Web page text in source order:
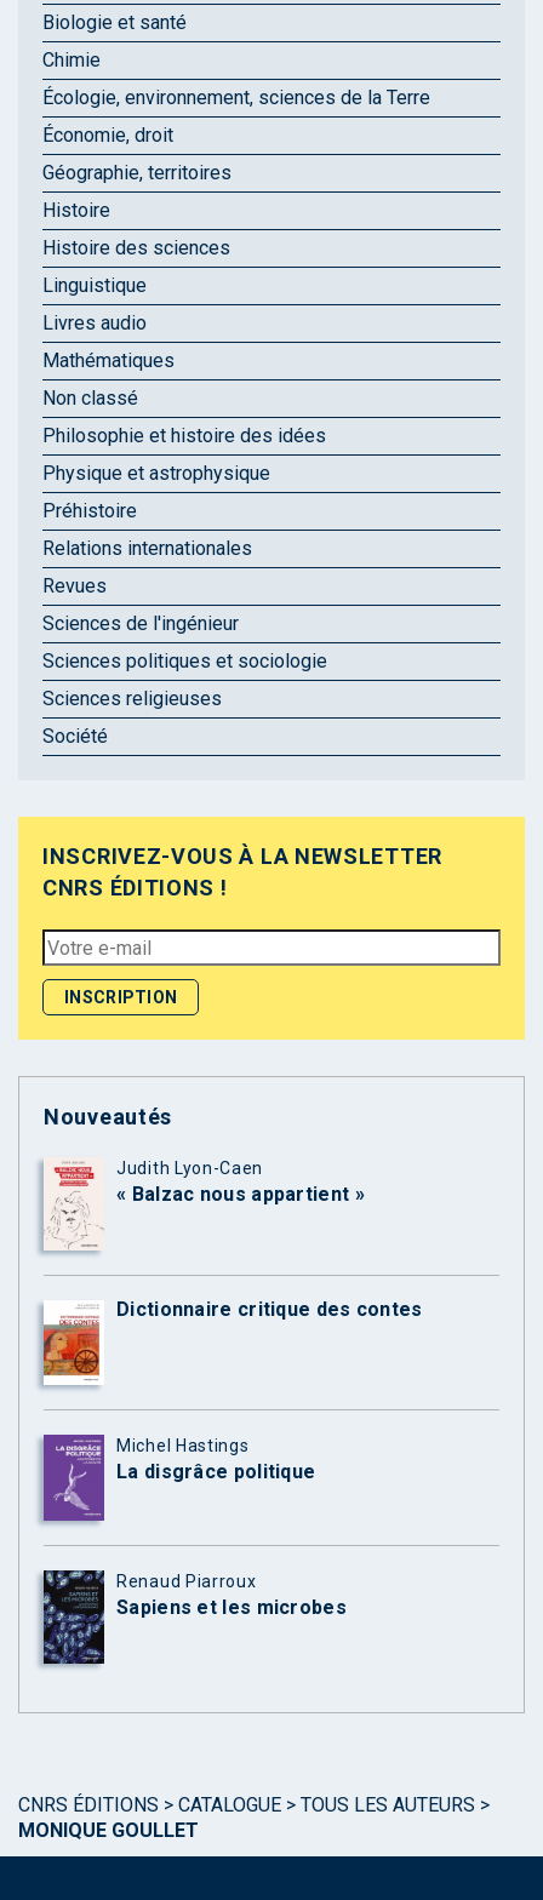
Biologie et santé
Chimie
Écologie, environnement, sciences de la Terre
Économie, droit
Géographie, territoires
Histoire
Histoire des sciences
Linguistique
Livres audio
Mathématiques
Non classé
Philosophie et histoire des idées
Physique et astrophysique
Préhistoire
Relations internationales
Revues
Sciences de l'ingénieur
Sciences politiques et sociologie
Sciences religieuses
Société
INSCRIVEZ-VOUS À LA NEWSLETTER
CNRS ÉDITIONS !
Nouveautés
Judith Lyon-Caen
« Balzac nous appartient »
Dictionnaire critique des contes
Michel Hastings
La disgrâce politique
Renaud Piarroux
Sapiens et les microbes
CNRS ÉDITIONS > CATALOGUE > TOUS LES AUTEURS >
MONIQUE GOULLET